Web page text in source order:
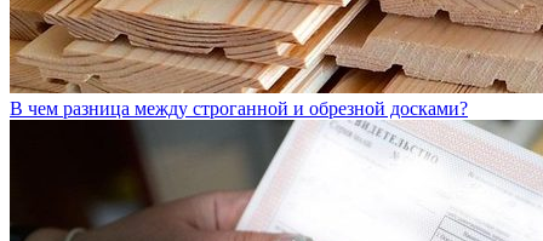
В чем разница между строганной и обрезной досками?